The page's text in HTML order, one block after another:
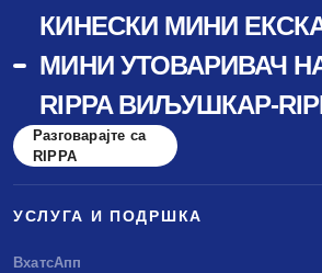
КИНЕСКИ МИНИ
МИНИ УТОВАРИВАЧ
RIPPA ВИЉУШКАР-
Разговарајте са
RIPPA
УСЛУГА И ПОДРШКА
ВхатсАпп